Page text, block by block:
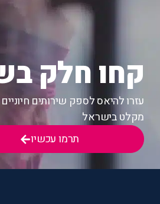
קחו חלק
עזרו להיאס לספק שירותים
מקלט בישראל
תרמו עכשיו